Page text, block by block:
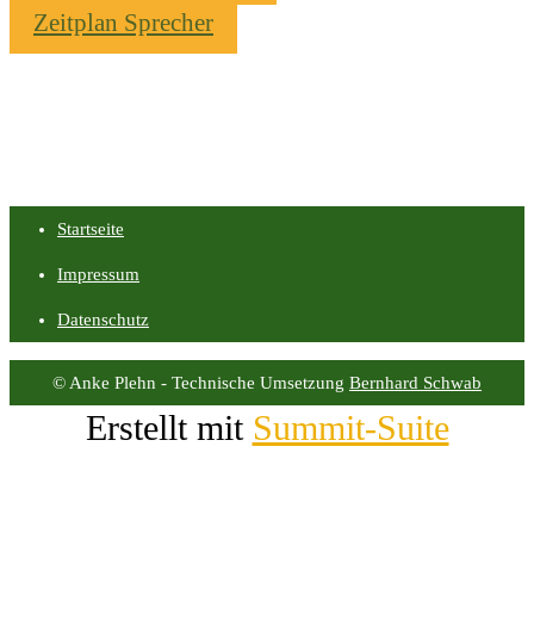
Zeitplan Sprecher
Startseite
Impressum
Datenschutz
© Anke Plehn - Technische Umsetzung Bernhard Schwab
Erstellt mit Summit-Suite